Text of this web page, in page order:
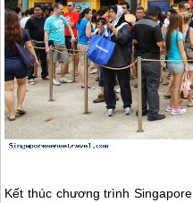
Kết thúc chương trìnhSingapore